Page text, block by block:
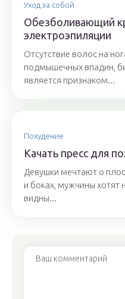
Уход за собой
Обезболивающий
электроэпиляции
Отсутствие волос на
подмышечных впадин,
является признаком...
Похудение
Качать пресс для
Девушки мечтают о
и боках, мужчины хотят
видны...